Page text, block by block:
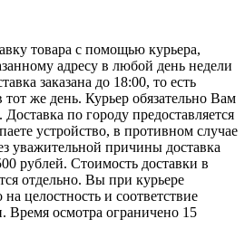
товара с помощью курьера,
адресу в любой день недели
заказана до 18:00, то есть
тот же день. Курьер обязательно Вам
по городу предоставляется
устройство, в противном случае
уважительной причины доставка
рублей. Стоимость доставки в
отдельно. Вы при курьере
целостность и соответствие
Время осмотра ограничено 15